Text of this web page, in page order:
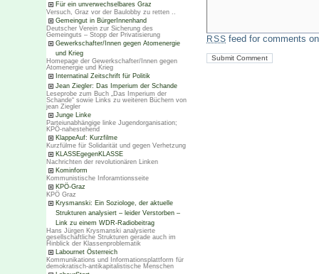
Für ein unverwechselbares Graz
Versuch, Graz vor der Baulobby zu retten ..
Gemeingut in BürgerInnenhand
Deutscher Verein zur Sicherung des
Gemeinguts – Stopp der Privatisierung
Gewerkschafter/Innen gegen Atomenergie
und Krieg
Homepage der Gewerkschafter/Innen gegen
Atomenergie und Krieg
Internatinal Zeitschrift für Politik
Jean Ziegler: Das Imperium der Schande
Leseprobe zum Buch „Das Imperium der
Schande“ sowie Links zu weiteren Büchern von
jean Ziegler
Junge Linke
Parteiunabhängige linke Jugendorganisation;
KPÖ-nahestehend
KlappeAuf: Kurzfilme
Kurzfülme für Solidarität und gegen Verhetzung
KLASSEgegenKLASSE
Nachrichten der revolutionären Linken
Kominform
Kommunistische Inforamtionsseite
KPÖ-Graz
KPÖ Graz
Krysmanski: Ein Soziologe, der aktuelle
Strukturen analysiert – leider Verstorben –
Link zu einem WDR-Radiobeitrag
Hans Jürgen Krysmanski analysierte
gesellschaftliche Strukturen gerade auch im
Hinblick der Klassenproblematik
Labournet Österreich
Kommunikations und Informationsplattform für
demokratisch-antikapitalistische Menschen
RSS feed for comments